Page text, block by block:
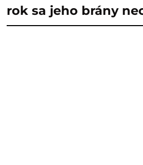
rok sa jeho brány